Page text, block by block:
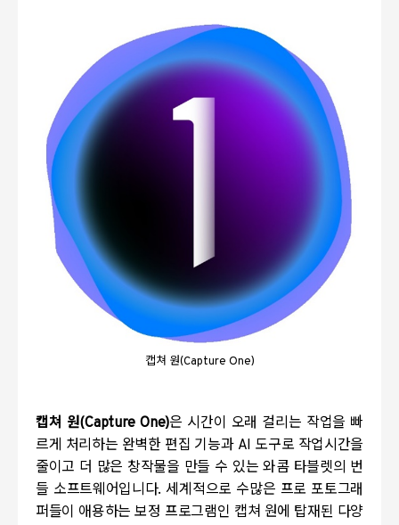
캡쳐 원(Capture One)
캡쳐 원(Capture One)은 시간이 오래 걸리는 작업을 빠
르게 처리하는 완벽한 편집 기능과 AI 도구로 작업시간을
줄이고 더 많은 창작물을 만들 수 있는 와콤 타블렛의 번
들 소프트웨어입니다.세계적으로 수많은 프로 포토그래
퍼들이 애용하는 보정 프로그램인 캡쳐 원에 탑재된 다양